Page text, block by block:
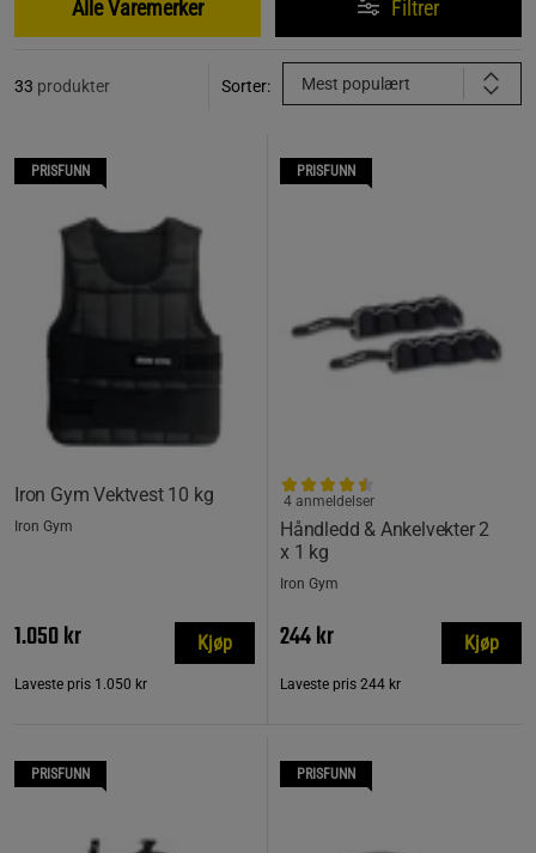
Alle Varemerker Filtrer
33 produkter Sorter: Mest populært
PRISFUNN
Iron Gym Vektvest 10 kg
Iron Gym
1.050 kr
Laveste pris 1.050 kr
Kjøp
PRISFUNN
Håndledd & Ankelvekter 2
x 1 kg
4 anmeldelser
Iron Gym
244 kr
Laveste pris 244 kr
Kjøp
PRISFUNN PRISFUNN